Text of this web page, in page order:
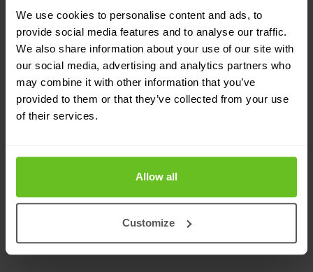
We use cookies to personalise content and ads, to
provide social media features and to analyse our traffic.
We also share information about your use of our site with
our social media, advertising and analytics partners who
may combine it with other information that you’ve
provided to them or that they’ve collected from your use
of their services.
Allow all
Customize
exploits van kwetsbaarheden en C2.
Profiteer van volledige controles
voor detectie en handhaving van
bedreigingen zonder dat dit ten
koste gaat van de prestaties
Uitgebreide beveiliging voor alle
gegevens, toepassingen en
Scan al het verkeer, met volledige context